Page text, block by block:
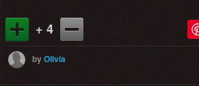
+ 4
byOlivia